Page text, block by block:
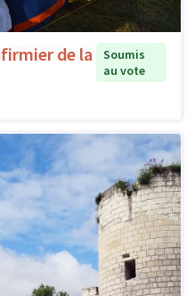
de la
Soumis
au vote